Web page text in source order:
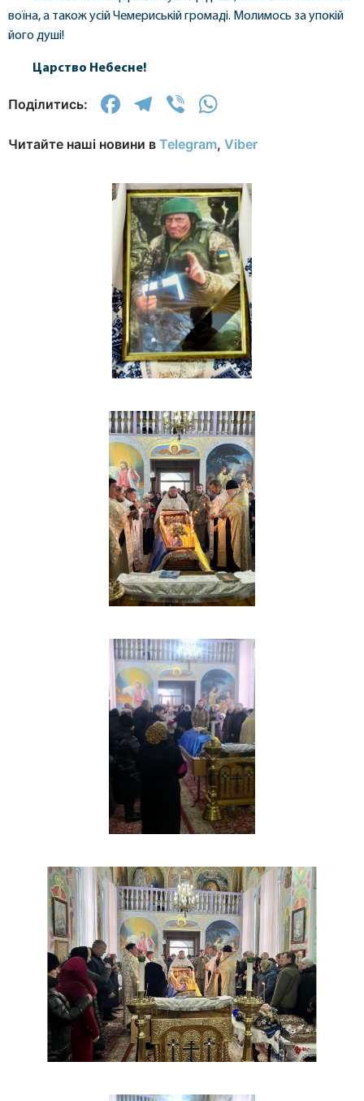
воїна, а також усій Чемериській громаді. Молимось за упокій
його душі!
Царство Небесне!
Поділитись: Facebook
Telegram
Viber
Читайте наші новини в Telegram, Viber